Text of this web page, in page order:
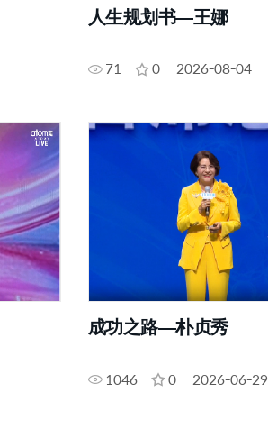
人生规划书—王娜
71 0 2026-08-04
成功之路—朴贞秀
1046 0 2026-06-29